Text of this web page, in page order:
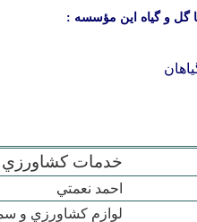
گل و گیاه این مؤسسه :
خدمات کشاورزي
احمد نعمتي
لوازم کشاورزي و